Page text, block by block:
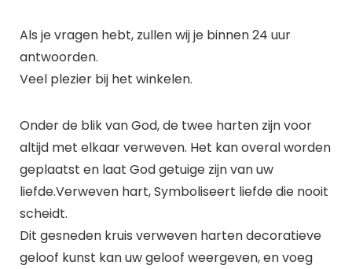
Als je vragen hebt, zullen wij je binnen 24 uur
antwoorden.
Veel plezier bij het winkelen.
Onder de blik van God, de twee harten zijn voor
altijd met elkaar verweven. Het kan overal worden
geplaatst en laat God getuige zijn van uw
liefde.Verweven hart, Symboliseert liefde die nooit
scheidt.
Dit gesneden kruis verweven harten decoratieve
geloof kunst kan uw geloof weergeven, en voeg